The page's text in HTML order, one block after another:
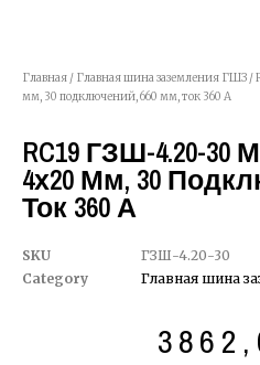
Главная / Главная шина заземления ГШЗ /
мм, 30 подключений, 660 мм, ток 360 А
RC19 ГЗШ-4.20-
4х20 Мм, 30
Ток 360 А
SKU
ГЗШ-4.20-30
Category
Главная шина